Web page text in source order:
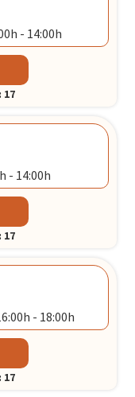
- 14:00h
- 14:00h
2, 1r BARCELONA
- 14:00h
14:00h
2, 1r BARCELONA
- 18:00h
- 18:00h